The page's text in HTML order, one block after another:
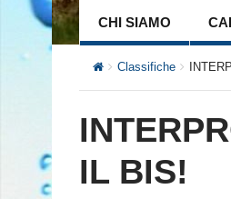
CHI SIAMO
Classifiche
IL BIS!